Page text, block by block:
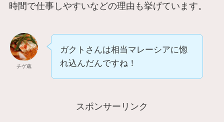
時間で仕事しやすいなどの理由も挙げています。
チゲ蔵
ガクトさんは相当マレーシアに惚
れ込んだんですね！
スポンサーリンク